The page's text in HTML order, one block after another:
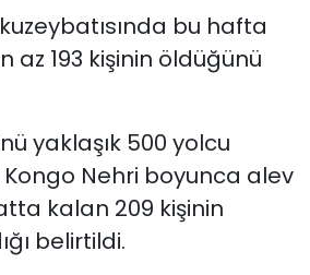
bu hafta
az 193 kişinin öldüğünü
yaklaşık 500 yolcu
Nehri boyunca alev
kalan 209 kişinin
belirtildi.